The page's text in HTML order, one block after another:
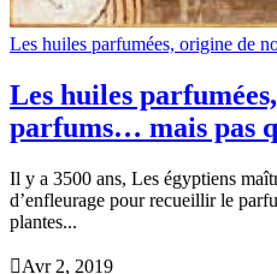
Les huiles parfumées, origine de
Les huiles
parfums… mais pas
Il y a 3500 ans, Les égyptiens
d’enfleurage pour recueillir le
plantes...
Avr 2, 2019